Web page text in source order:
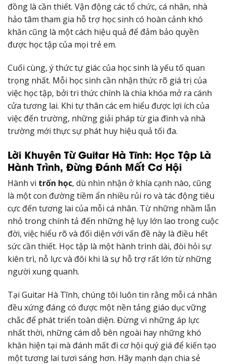
đồng là cần thiết. Vận động các tổ chức, cá nhân, nhà
hảo tâm tham gia hỗ trợ học sinh có hoàn cảnh khó
khăn cũng là một cách hiệu quả để đảm bảo quyền
được học tập của mọi trẻ em.
Cuối cùng, ý thức tự giác của học sinh là yếu tố quan
trọng nhất. Mỗi học sinh cần nhận thức rõ giá trị của
việc học tập, bởi tri thức chính là chìa khóa mở ra cánh
cửa tương lai. Khi tự thân các em hiểu được lợi ích của
việc đến trường, những giải pháp từ gia đình và nhà
trường mới thực sự phát huy hiệu quả tối đa.
Lời Khuyên Từ Guitar Hà Tĩnh: Học Tập Là
Hành Trình, Đừng Đánh Mất Cơ Hội
Hành vi trốn học, dù nhìn nhận ở khía cạnh nào, cũng
là một con đường tiềm ẩn nhiều rủi ro và tác động tiêu
cực đến tương lai của mỗi cá nhân. Từ những nhầm lẫn
nhỏ trong chính tả đến những hệ lụy lớn lao trong cuộc
đời, việc hiểu rõ và đối diện với vấn đề này là điều hết
sức cần thiết. Học tập là một hành trình dài, đòi hỏi sự
kiên trì, nỗ lực và đôi khi là sự hỗ trợ rất lớn từ những
người xung quanh.
Tại Guitar Hà Tĩnh, chúng tôi luôn tin rằng mỗi cá nhân
đều xứng đáng có được một nền tảng giáo dục vững
chắc để phát triển toàn diện. Đừng vì những áp lực
nhất thời, những cám dỗ bên ngoài hay những khó
khăn hiện tại mà đánh mất đi cơ hội quý giá để kiến tạo
một tương lai tươi sáng hơn. Hãy mạnh dạn chia sẻ